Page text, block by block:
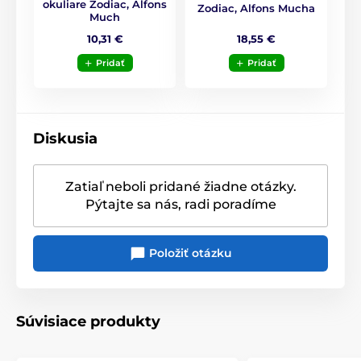
Valentínka pre ženy Hodvábne šatky
okuliare Zodiac, Alfons
Much
10,31 €
Pridať
Zodiac, Alfons Mucha
18,55 €
Pridať
Diskusia
Zatiaľ neboli pridané žiadne otázky.
Pýtajte sa nás, radi poradíme
Položiť otázku
Súvisiace produkty